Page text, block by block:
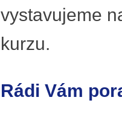
vystavujeme
kurzu.
Rádi Vám